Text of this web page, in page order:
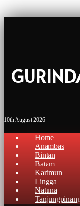
10th August 2026
Home
Anambas
Bintan
Batam
Karimun
Lingga
Natuna